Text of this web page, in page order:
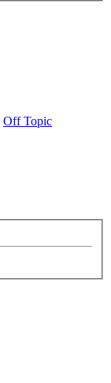
Off Topic